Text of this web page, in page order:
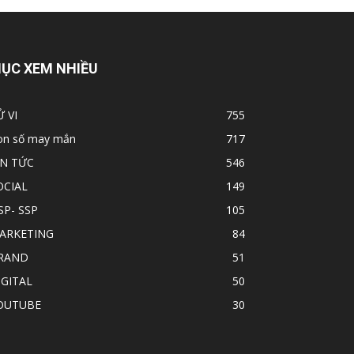
XEM NHIỀU
VI
755
số may mắn
717
TỨC
546
149
SSP
105
84
51
50
30